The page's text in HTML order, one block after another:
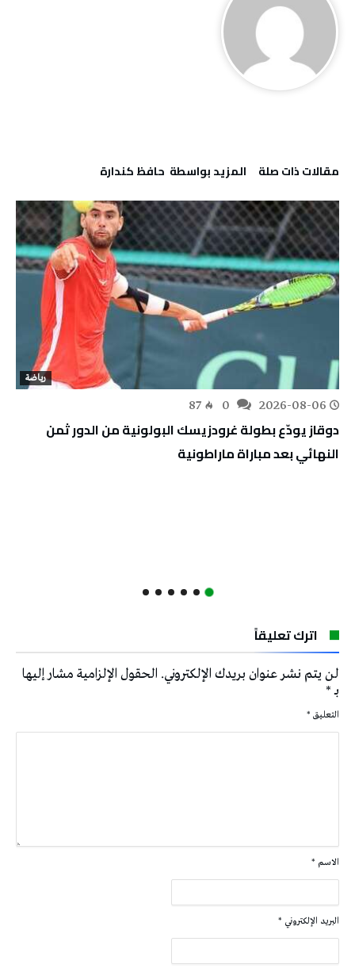
‫مقالات ذات صلة‬ ‫‫المزيد بواسطة‬ ‬ حافظ كندارة
رياضة
2026-08-06
87
دوقاز يودّع بطولة غرودزيسك البولونية من الدور ثمن
النهائي بعد مباراة ماراطونية
اترك تعليقاً
لن يتم نشر عنوان بريدك الإلكتروني. الحقول الإلزامية مشار إليها
بـ*
التعليق *
الاسم *
البريد الإلكتروني *